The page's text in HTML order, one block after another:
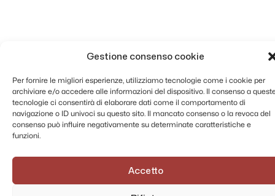
Gestione consenso cookie
Per fornire le migliori esperienze, utilizziamo tecnologie come i cookie per
archiviare e/o accedere alle informazioni del dispositivo. Il consenso a
tecnologie ci consentirà di elaborare dati come il comportamento di
navigazione o ID univoci su questo sito. Il mancato consenso o la revoca del
consenso può influire negativamente su determinate caratteristiche e
funzioni.
Accetto